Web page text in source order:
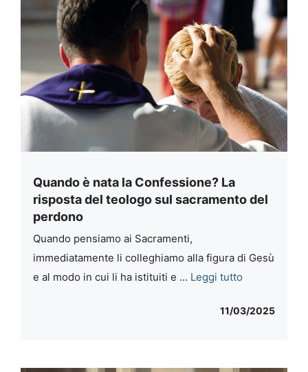
Quando è nata la Confessione? La
risposta del teologo sul sacramento del
perdono
Quando pensiamo ai Sacramenti,
immediatamente li colleghiamo alla figura di Gesù
e al modo in cui li ha istituiti e ... Leggi tutto
11/03/2025